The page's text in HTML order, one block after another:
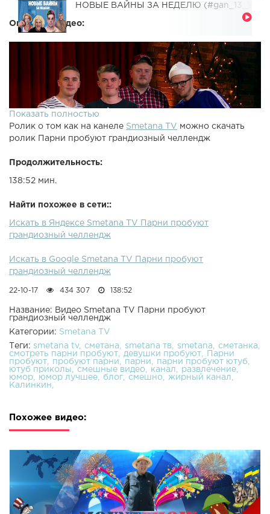
НОВЫЕ ВАЙНЫ ЗА НЕДЕЛЮ (#gan_13_)
Описание видео:
Показать полностью
Ролик о том как на канеле Smetana TV можно скачать
ролик Парни пробуют грандиозный челлендж
Продолжительность:
138:52 мин.
Найти похожее в сети::
Искать в Яндексе Smetana TV Парни пробуют
грандиозный челлендж
Искать в Google Smetana TV Парни пробуют
грандиозный челлендж
22-10-17 434 307 138:52
Название: Видео Smetana TV Парни пробуют
грандиозный челлендж
Категории: Smetana TV
Теги: smetana tv сметана smetana тв smetana
сметанка
смотреть парни пробуют
девушки пробуют
Парни
пробуют
пробуют парни парни
парни пробуют ютуб
ютуб приколы
смешные видео канал
развлечение
юмор
юмор лучшее блог смешно
жирный канал
Калинкин
Похожее видео: